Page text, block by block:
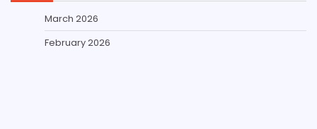
March 2026
February 2026